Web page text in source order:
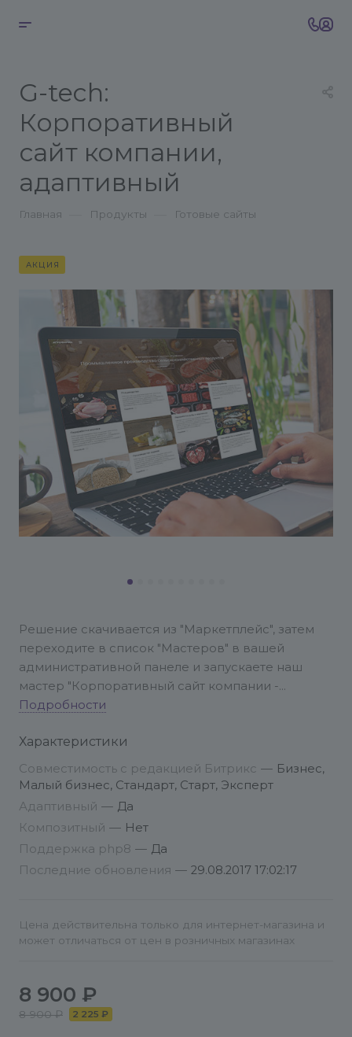
G-tech:
Корпоративный
сайт компании,
адаптивный
Главная Продукты Готовые сайты
АКЦИЯ
Решение скачивается из "Маркетплейс", затем
переходите в список "Мастеров" в вашей
административной панеле и запускаете наш
мастер "Корпоративный сайт компании -
Агрофирма". Далее просто проходите по пунктам
Сайт устанавливает свой контент в отдельный
тип инфоблока, так что он не будет пересекаться
с текущим сайтом, если вы устанавливаете наше
Всегда рекомендуем при установке любых
решений из Маркетплейс выполнять перед
Подробности
Характеристики
Совместимость с редакцией Битрикс — Бизнес,
Малый бизнес, Стандарт, Старт, Эксперт
Адаптивный — Да
Композитный — Нет
Поддержка php8 — Да
Последние обновления — 29.08.2017 17:02:17
Цена действительна только для интернет-магазина и
может отличаться от цен в розничных магазинах
8 900 ₽
8 900 ₽ 2 225 ₽